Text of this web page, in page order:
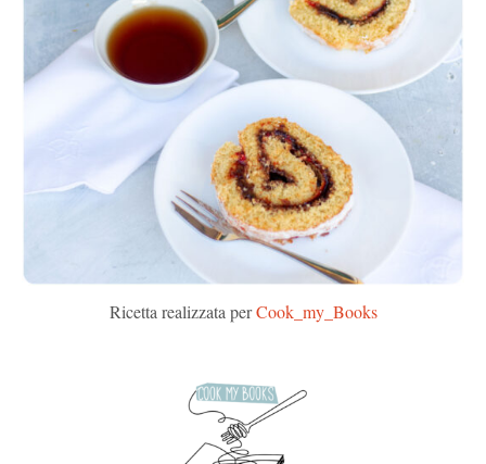
Ricetta realizzata perCook_my_Books